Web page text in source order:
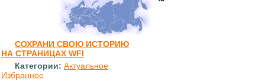
СОХРАНИ СВОЮ ИСТОРИЮ
НА СТРАНИЦАХ WFI
Категории: Актуальное
Избранное